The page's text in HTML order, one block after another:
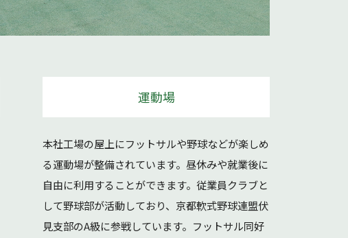
運動場
本社工場の屋上にフットサルや野球などが楽しめ
る運動場が整備されています。昼休みや就業後に
自由に利用することができます。従業員クラブと
して野球部が活動しており、京都軟式野球連盟伏
見支部のA級に参戦しています。フットサル同好